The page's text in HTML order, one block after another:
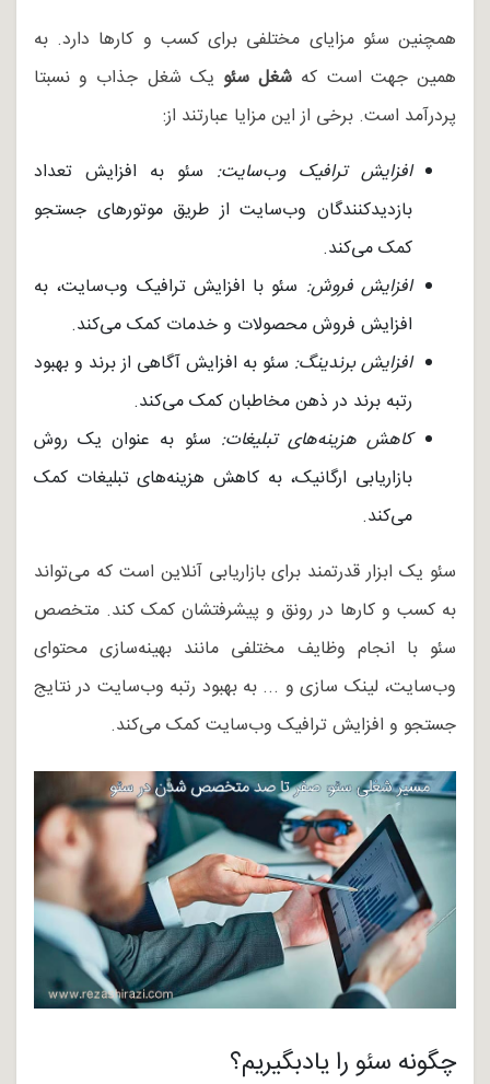
همچنین سئو مزایای مختلفی برای کسب و کارها دارد. به
همین جهت است که شغل سئو یک شغل جذاب و نسبتا
پردرآمد است. برخی از این مزایا عبارتند از:
افزایش ترافیک وب‌سایت: سئو به افزایش تعداد
بازدیدکنندگان وب‌سایت از طریق موتورهای جستجو
کمک می‌کند.
افزایش فروش: سئو با افزایش ترافیک وب‌سایت، به
افزایش فروش محصولات و خدمات کمک می‌کند.
افزایش برندینگ: سئو به افزایش آگاهی از برند و بهبود
رتبه برند در ذهن مخاطبان کمک می‌کند.
کاهش هزینه‌های تبلیغات: سئو به عنوان یک روش
بازاریابی ارگانیک، به کاهش هزینه‌های تبلیغات کمک
می‌کند.
سئو یک ابزار قدرتمند برای بازاریابی آنلاین است که می‌تواند
به کسب و کارها در رونق و پیشرفتشان کمک کند. متخصص
سئو با انجام وظایف مختلفی مانند بهینه‌سازی محتوای
وب‌سایت، لینک سازی و ... به بهبود رتبه وب‌سایت در نتایج
جستجو و افزایش ترافیک وب‌سایت کمک می‌کند.
چگونه سئو را یادبگیریم؟